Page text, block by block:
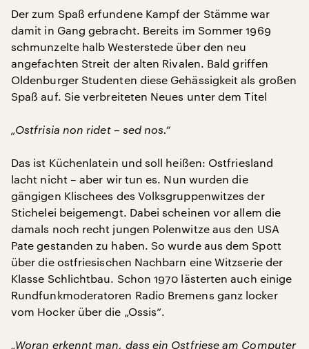
Der zum Spaß erfundene Kampf der Stämme war
damit in Gang gebracht. Bereits im Sommer 1969
schmunzelte halb Westerstede über den neu
angefachten Streit der alten Rivalen. Bald griffen
Oldenburger Studenten diese Gehässigkeit als großen
Spaß auf. Sie verbreiteten Neues unter dem Titel
„Ostfrisia non ridet – sed nos.“
Das ist Küchenlatein und soll heißen: Ostfriesland
lacht nicht – aber wir tun es. Nun wurden die
gängigen Klischees des Volksgruppenwitzes der
Stichelei beigemengt. Dabei scheinen vor allem die
damals noch recht jungen Polenwitze aus den USA
Pate gestanden zu haben. So wurde aus dem Spott
über die ostfriesischen Nachbarn eine Witzserie der
Klasse Schlichtbau. Schon 1970 lästerten auch einige
Rundfunkmoderatoren Radio Bremens ganz locker
vom Hocker über die „Ossis“.
„Woran erkennt man, dass ein Ostfriese am Computer